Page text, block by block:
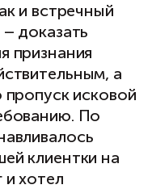
и встречный
доказать
признания
а
исковой
По
клиентки на
и хотел